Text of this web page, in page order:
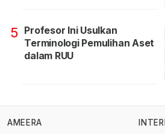
5 Profesor Ini Usulkan
Terminologi Pemulihan Aset
dalam RUU
AMEERA